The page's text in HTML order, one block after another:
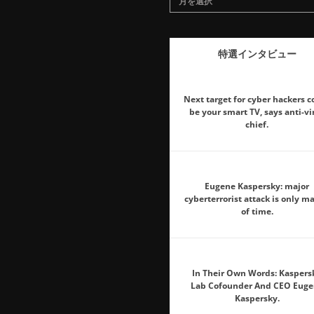
特選インタビュー
Next target for cyber hackers
be your smart TV, says anti-
chief.
Eugene Kaspersky: major
cyberterrorist attack is only
of time.
In Their Own Words:
Lab Cofounder And CEO
Kaspersky.